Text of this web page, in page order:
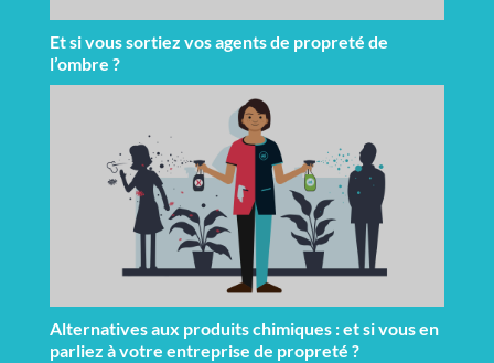
Et si vous sortiez vos agents de propreté de
l’ombre ?
Alternatives aux produits chimiques : et si vous en
parliez à votre entreprise de propreté ?